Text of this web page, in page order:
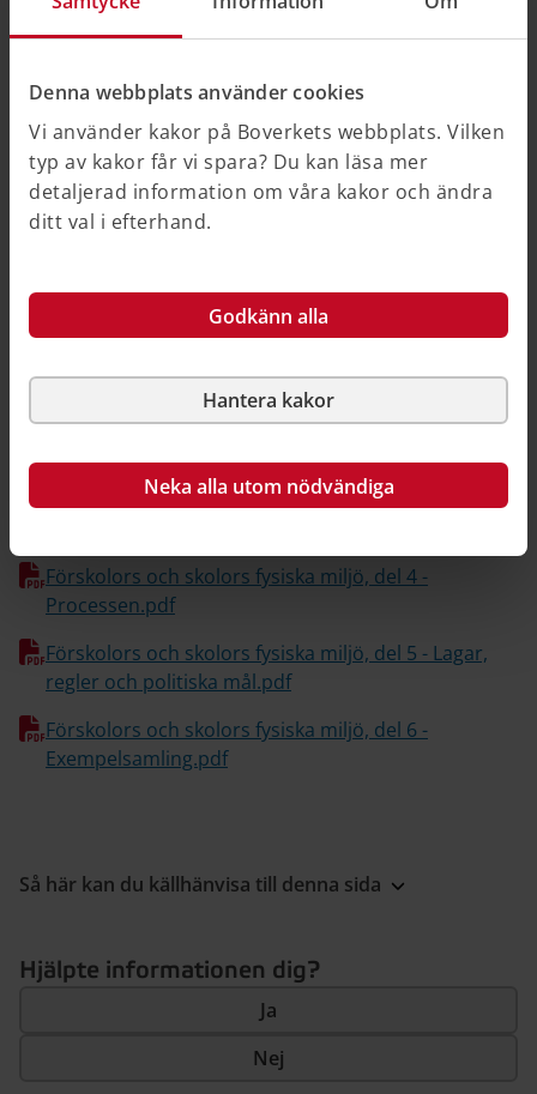
Denna webbplats använder cookies
Vi använder kakor på Boverkets webbplats. Vilken
typ av kakor får vi spara? Du kan läsa mer
detaljerad information om våra kakor och ändra
ditt val i efterhand.
Godkänn alla
Hantera kakor
Neka alla utom nödvändiga
Vägledningen var publicerad på Boverkets
2026. Vägledningen publicerades som pdf på
Då vägledningen inte längre uppdateras kan den
innehålla inaktuell information.
Förskolors och skolors fysiska miljö, del 1 -
Strategiska ställningstaganden och vägval.pdf
Förskolors och skolors fysiska miljö, del 2 -
Byggnaden och utemiljön.pdf
Förskolors och skolors fysiska miljö, del 3 -
Förskolan och skolan som en del av
Förskolors och skolors fysiska miljö, del 4 -
Processen.pdf
Förskolors och skolors fysiska miljö, del 5 - Lagar,
regler och politiska mål.pdf
Förskolors och skolors fysiska miljö, del 6 -
Exempelsamling.pdf
Så här kan du källhänvisa till denna sida
Hjälpte informationen dig?
Ja
Nej